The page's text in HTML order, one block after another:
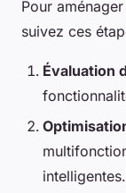
Pour
suivez ces
Évaluation
intelligentes.